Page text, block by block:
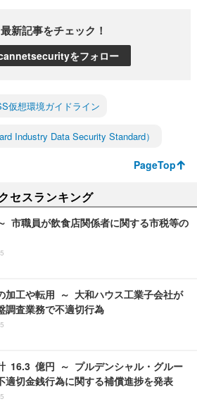
新記事をチェック！
をフォロー
仮想環境ガイドライン
Industry Data Security Standard）
PageTop
セスランキング
市職員が飲食店関係者に関する市税等の
加工や転用 ～ 大和ハウス工業子会社が
調査業務で不適切行為
16.3 億円 ～ プルデンシャル・グルー
適切金銭行為に関する補償進捗を発表